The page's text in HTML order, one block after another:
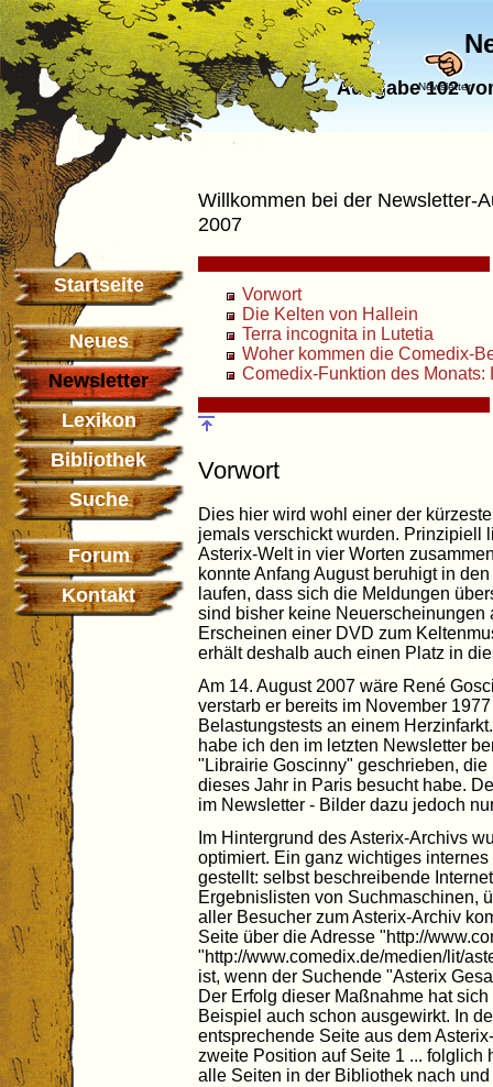
Newsletter
Ausgabe 102
Startseite
Neues
Newsletter
Lexikon
Bibliothek
Suche
Forum
Kontakt
Willkommen bei der Newsletter-
2007
Vorwort
Die Kelten von Hallein
Terra incognita in Lutetia
Woher kommen die Comedix-
Comedix-Funktion des Monats:
Vorwort
Dies hier wird wohl einer der
jemals verschickt wurden. Prinzipiell
Asterix-Welt in vier Worten
konnte Anfang August beruhigt in
laufen, dass sich die Meldungen
sind bisher keine
Erscheinen einer DVD zum
erhält deshalb auch einen Platz in
Am 14. August 2007 wäre René
verstarb er bereits im November
Belastungstests an einem
habe ich den im letzten Newsletter
"Librairie Goscinny" geschrieben,
dieses Jahr in Paris besucht habe.
im Newsletter - Bilder dazu jedoch
Im Hintergrund des Asterix-Archivs
optimiert. Ein ganz wichtiges
gestellt: selbst beschreibende
Ergebnislisten von Suchmaschinen,
aller Besucher zum Asterix-Archiv
Seite über die Adresse "http://
"http://www.comedix.de/medien/lit/
ist, wenn der Suchende "Asterix
Der Erfolg dieser Maßnahme hat
Beispiel auch schon ausgewirkt. In
entsprechende Seite aus dem
zweite Position auf Seite 1 ... folglich
alle Seiten in der Bibliothek nach